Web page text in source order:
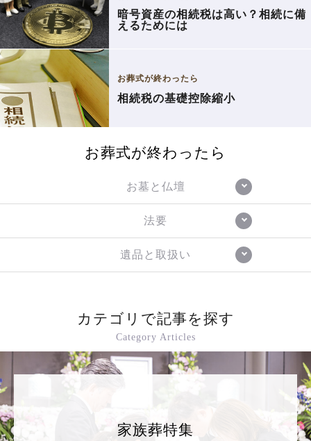
暗号資産の相続税は高い？相続に備
えるためには
お葬式が終わったら
相続税の基礎控除縮小
お葬式が終わったら
お墓と仏壇
法要
遺品と取扱い
カテゴリで記事を探す
Category Articles
家族葬特集